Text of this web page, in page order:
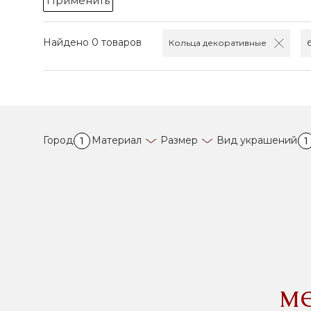
Найдено 0 товаров Кольца декоративные
Город 1 Материал Размер Вид украшений 1